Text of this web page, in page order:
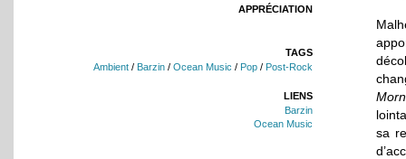
APPRÉCIATION
TAGS
Ambient / Barzin / Ocean Music / Pop / Post-Rock
LIENS
Barzin
Ocean Music
sa